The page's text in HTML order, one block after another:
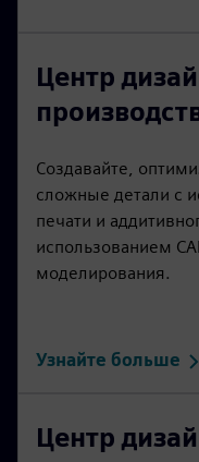
Центр
Создавайте,
сложные детали с
печати и
использованием
моделирования.
Узнайте больше
Центр